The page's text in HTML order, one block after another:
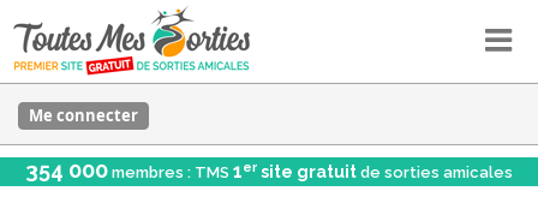
Me connecter
354 000 membres : TMS 1er site gratuit de sorties amicales